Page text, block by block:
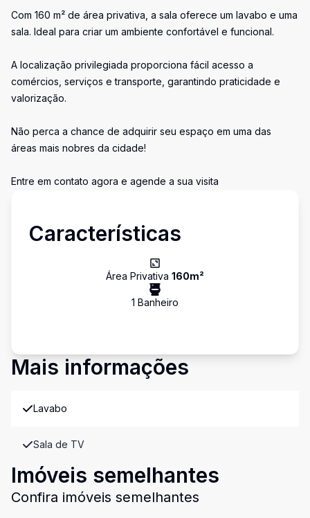
Com 160 m² de área privativa, a sala oferece um lavabo e uma
sala. Ideal para criar um ambiente confortável e funcional.
A localização privilegiada proporciona fácil acesso a
comércios, serviços e transporte, garantindo praticidade e
valorização.
Não perca a chance de adquirir seu espaço em uma das
áreas mais nobres da cidade!
Entre em contato agora e agende a sua visita
Características
Área Privativa 160m²
1 Banheiro
Mais informações
Lavabo
Sala de TV
Imóveis semelhantes
Confira imóveis semelhantes